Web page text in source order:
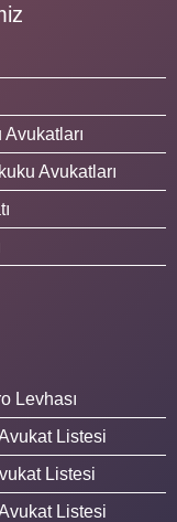
Avukatları
Levhası
Listesi
Listesi
Listesi